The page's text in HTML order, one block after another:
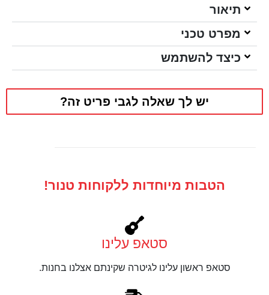
תיאור
מפרט טכני
כיצד להשתמש
יש לך שאלה לגבי פריט זה?
הטבות מיוחדות ללקוחות טנור!
סטאפ עלינו
סטאפ ראשון עלינו לגיטרה שקינתם אצלנו בחנות.